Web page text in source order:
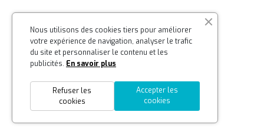
Nous utilisons des cookies tiers pour améliorer
votre expérience de navigation, analyser le trafic
du site et personnaliser le contenu et les
publicités. En savoir plus
Accepter les
cookies
Refuser les
cookies